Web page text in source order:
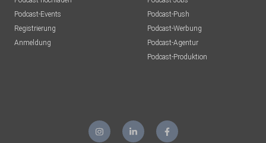
Podcast-Events
Registrierung
Anmeldung
Podcast-Push
Podcast-Werbung
Podcast-Agentur
Podcast-Produktion